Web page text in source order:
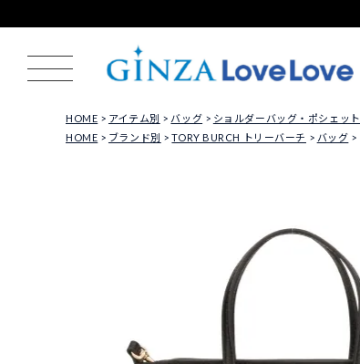
HOME アイテム別 バッグ ショルダーバッグ・ポシェット
HOME
ブランド別 TORY BURCH トリーバーチ バッグ